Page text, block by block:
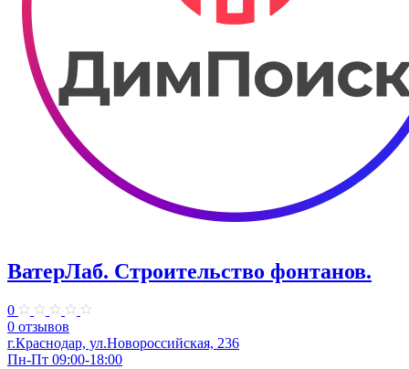
ВатерЛаб. Строительство фонтанов.
0
0 отзывов
г.Краснодар, ул.Новороссийская, 236
Пн-Пт 09:00-18:00